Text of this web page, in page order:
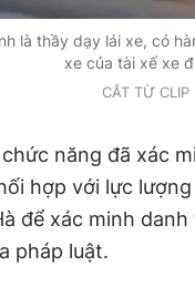
là thầy dạy lái xe, có
xe của tài xế xe
CẮT TỪ CLIP
năng đã xác
hợp với lực
để xác minh
pháp luật.